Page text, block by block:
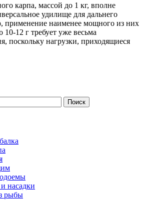
карпа, массой до 1 кг, вполне
удилище для дальнего
применение наименее мощного из них
12 г требует уже весьма
поскольку нагрузки, приходящиеся
Поиск
насадки
рыбы